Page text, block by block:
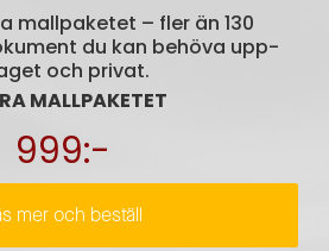
mallpaketet – fler än 130
du kan behöva upp­
och privat.
MALLPAKETET
999:-
mer och beställ